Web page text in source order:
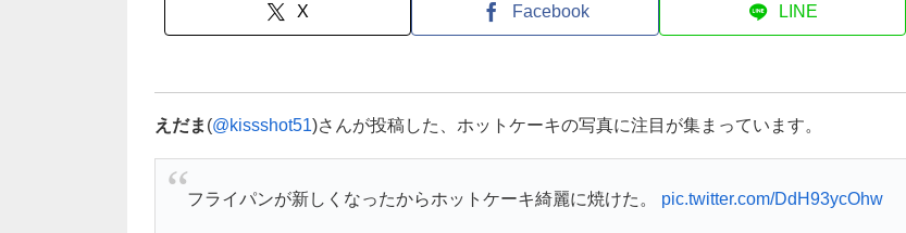
X Facebook LINE
えだま (@kissshot51)さんが投稿した、ホットケーキの写真に注目が集まっています。
フライパンが新しくなったからホットケーキ綺麗に焼けた。 pic.twitter.com/DdH93ycOhw